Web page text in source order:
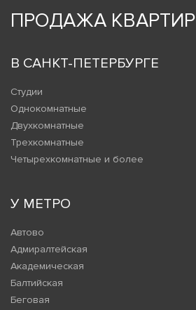
ПРОДАЖА КВАРТИР
В САНКТ-ПЕТЕРБУРГЕ
Студии
Однокомнатные
Двухкомнатные
Трехкомнатные
Четырехкомнатные и более
У МЕТРО
Автово
Адмиралтейская
Академическая
Балтийская
Беговая